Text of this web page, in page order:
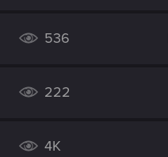
536
222
4K